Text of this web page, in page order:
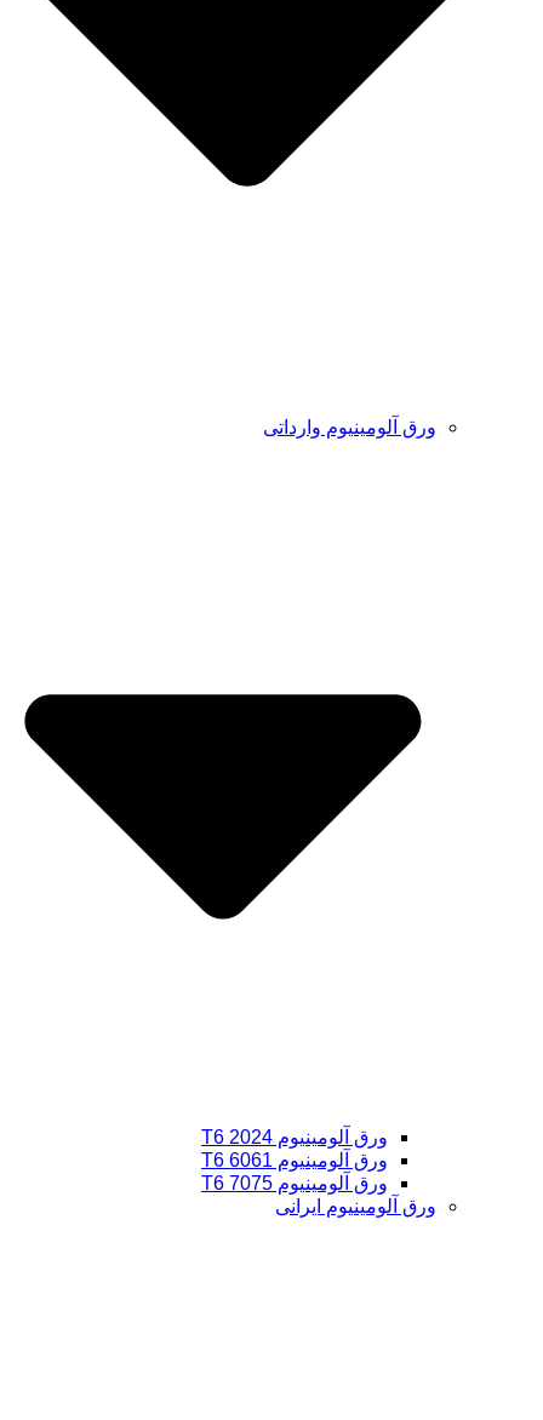
ورق آلومینیوم وارداتی
ورق آلومینیوم 2024 T6
ورق آلومینیوم 6061 T6
ورق آلومینیوم 7075 T6
ورق آلومینیوم ایرانی